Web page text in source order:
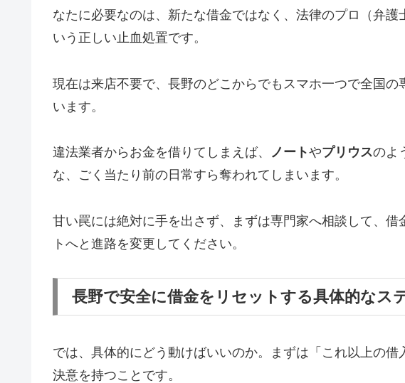
なたに必要なのは、新たな借金ではなく、法律のプロ（弁護
いう正しい止血処置です。
現在は来店不要で、長野のどこからでもスマホ一つで全国
います。
違法業者からお金を借りてしまえば、 ノートやプリウスのよ
な、ごく当たり前の日常すら奪われてしまいます。
甘い罠には絶対に手を出さず、まずは専門家へ相談して、
トへと進路を変更してください。
長野で安全に借金をリセットする具体的なス
では、具体的にどう動けばいいのか。まずは「これ以上の
決意を持つことです。